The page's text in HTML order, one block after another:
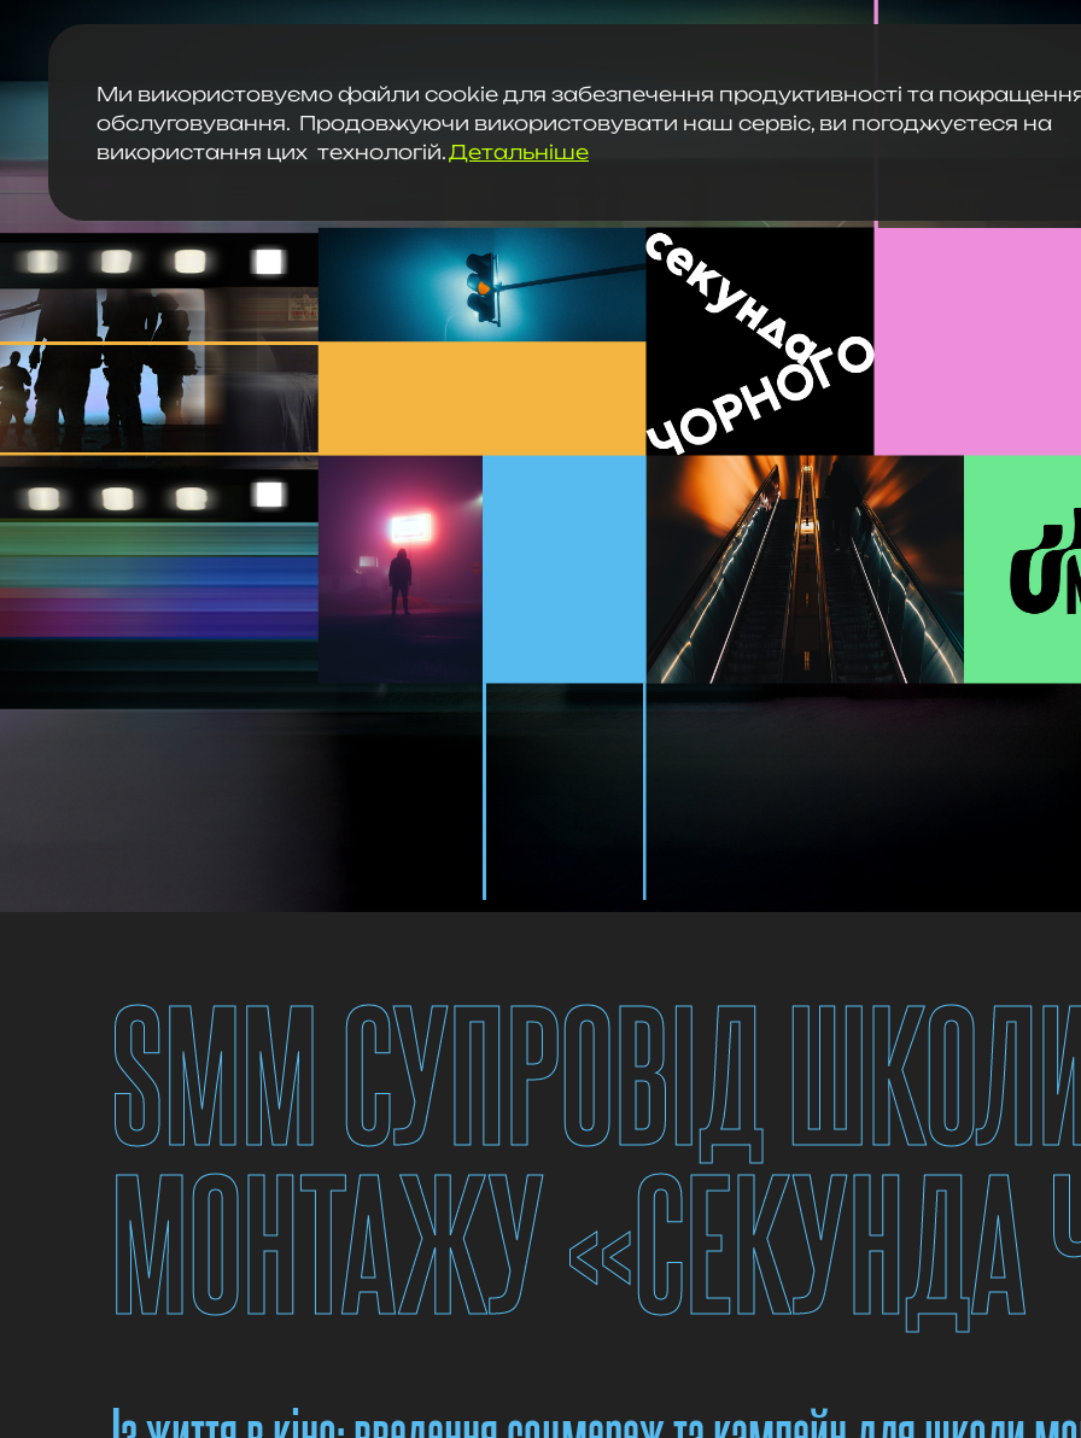
Ми використовуємо файли cookie для забезпечення продуктивності та покращення
обслуговування. Продовжуючи використовувати наш сервіс, ви погоджуєтеся на
використання цих технологій.Детальніше
SMM СУПРОВІД
МОНТАЖУ «СЕКУНДА